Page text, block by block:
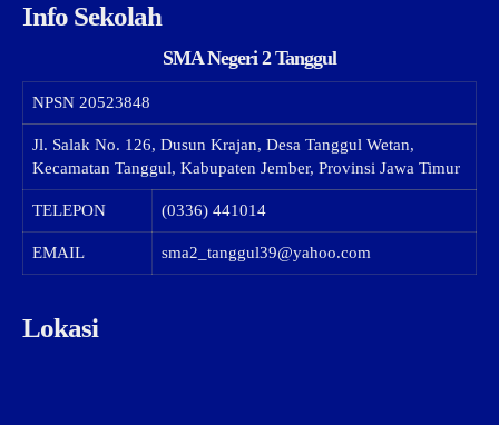
Info Sekolah
SMA Negeri 2 Tanggul
NPSN 20523848
Jl. Salak No. 126, Dusun Krajan, Desa Tanggul Wetan,
Kecamatan Tanggul, Kabupaten Jember, Provinsi Jawa Timur
TELEPON (0336) 441014
EMAIL sma2_tanggul39@yahoo.com
Lokasi